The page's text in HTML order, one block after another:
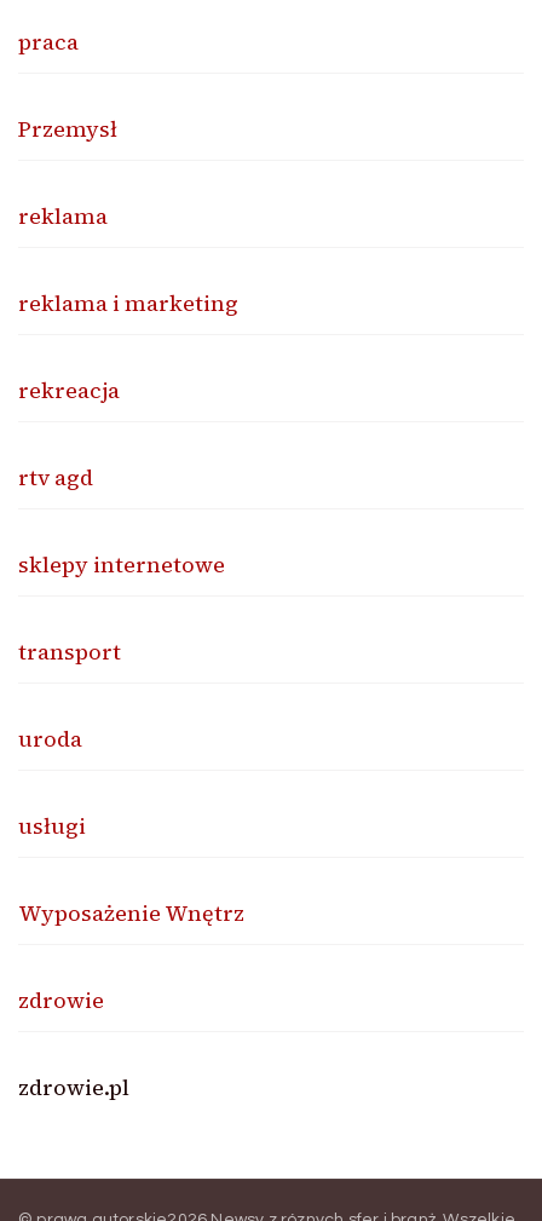
praca
Przemysł
reklama
reklama i marketing
rekreacja
rtv agd
sklepy internetowe
transport
uroda
usługi
Wyposażenie Wnętrz
zdrowie
zdrowie.pl